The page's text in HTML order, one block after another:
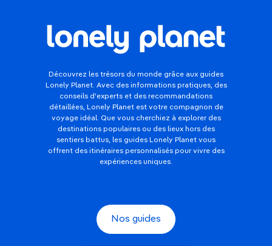
Découvrez les trésors du monde grâce aux guides
Lonely Planet. Avec des informations pratiques, des
conseils d'experts et des recommandations
détaillées, Lonely Planet est votre compagnon de
voyage idéal. Que vous cherchiez à explorer des
destinations populaires ou des lieux hors des
sentiers battus, les guides Lonely Planet vous
offrent des itinéraires personnalisés pour vivre des
expériences uniques.
Nos guides